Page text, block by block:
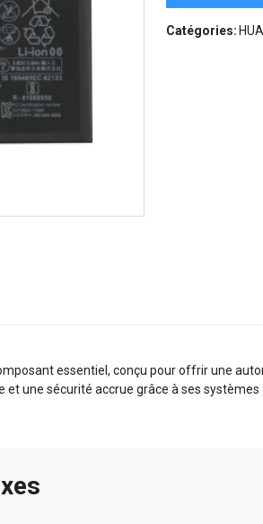
Catégories:
essentiel, conçu pour offrir une
et une sécurité accrue grâce à ses systèmes